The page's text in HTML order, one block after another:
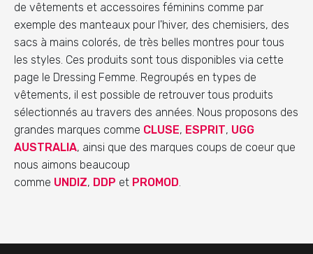
de vêtements et accessoires féminins comme par
exemple des manteaux pour l'hiver, des chemisiers, des
sacs à mains colorés, de très belles montres pour tous
les styles. Ces produits sont tous disponibles via cette
page le Dressing Femme. Regroupés en types de
vêtements, il est possible de retrouver tous produits
sélectionnés au travers des années. Nous proposons des
grandes marques comme CLUSE, ESPRIT, UGG
AUSTRALIA, ainsi que des marques coups de coeur que
nous aimons beaucoup
comme UNDIZ, DDP et PROMOD.